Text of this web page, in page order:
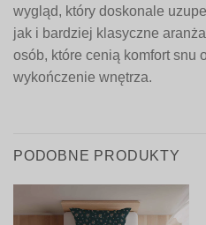
wygląd, który doskonale
jak i bardziej klasyczne
osób, które cenią komfort snu
wykończenie wnętrza.
PODOBNE PRODUKTY